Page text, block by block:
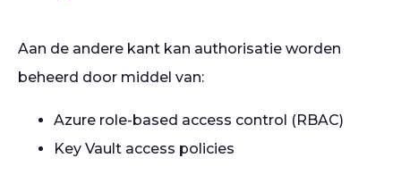
Aan de andere kant kan authorisatie worden
beheerd door middel van:
Azure role-based access control (RBAC)
Key Vault access policies